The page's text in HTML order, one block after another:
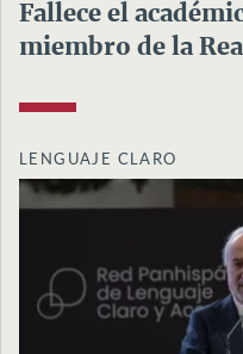
Fallece el
miembro de la
LENGUAJE CLARO